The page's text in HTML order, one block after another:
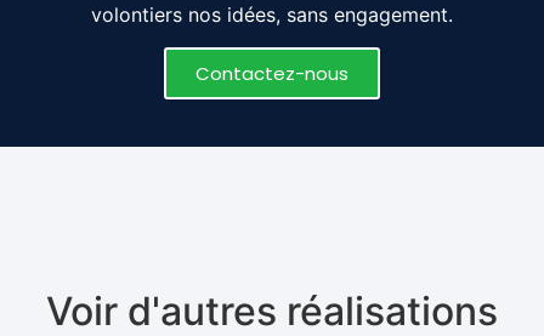
volontiers nos idées, sans engagement.
Contactez-nous
Voir d'autres réalisations